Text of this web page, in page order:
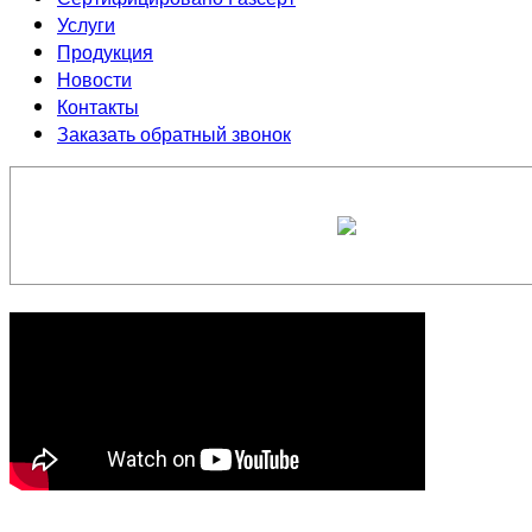
Услуги
Продукция
Новости
Контакты
Заказать обратный звонок